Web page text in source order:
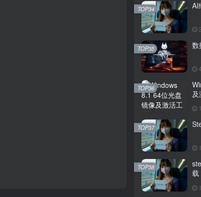
AI
TOP34
数
TOP35
TOP36
TOP37
载
TOP38